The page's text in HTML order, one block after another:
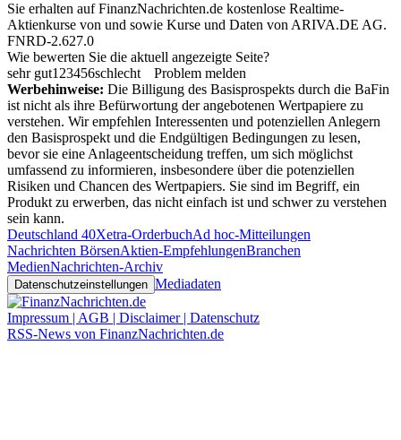
Sie erhalten auf FinanzNachrichten.de kostenlose Realtime-
Aktienkurse von und sowie Kurse und Daten von ARIVA.DE AG.
FNRD-2.627.0
Wie bewerten Sie die aktuell angezeigte Seite?
sehr gut1 23456schlecht
Problem melden
Werbehinweise: Die Billigung des Basisprospekts durch die BaFin
ist nicht als ihre Befürwortung der angebotenen Wertpapiere zu
verstehen. Wir empfehlen Interessenten und potenziellen Anlegern
den Basisprospekt und die Endgültigen Bedingungen zu lesen,
bevor sie eine Anlageentscheidung treffen, um sich möglichst
umfassend zu informieren, insbesondere über die potenziellen
Risiken und Chancen des Wertpapiers. Sie sind im Begriff, ein
Produkt zu erwerben, das nicht einfach ist und schwer zu verstehen
sein kann.
Deutschland 40Xetra-OrderbuchAd hoc-Mitteilungen
Nachrichten BörsenAktien-EmpfehlungenBranchen
MedienNachrichten-Archiv
Datenschutzeinstellungen Mediadaten
Impressum | AGB | Disclaimer | Datenschutz
RSS-News von FinanzNachrichten.de